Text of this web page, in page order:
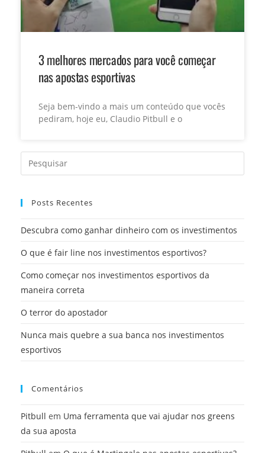
3 melhores mercados para você começar
nas apostas esportivas
Seja bem-vindo a mais um conteúdo que vocês
pediram, hoje eu, Claudio Pitbull e o
Posts Recentes
Descubra como ganhar dinheiro com os investimentos
O que é fair line nos investimentos esportivos?
Como começar nos investimentos esportivos da
maneira correta
O terror do apostador
Nunca mais quebre a sua banca nos investimentos
esportivos
Comentários
Pitbull em Uma ferramenta que vai ajudar nos greens
da sua aposta